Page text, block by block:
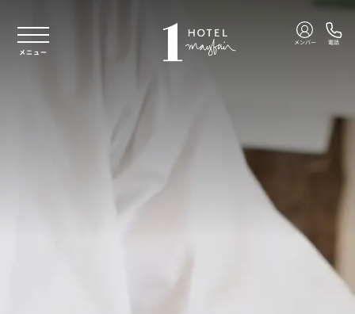
メニュー
メンバー 電話